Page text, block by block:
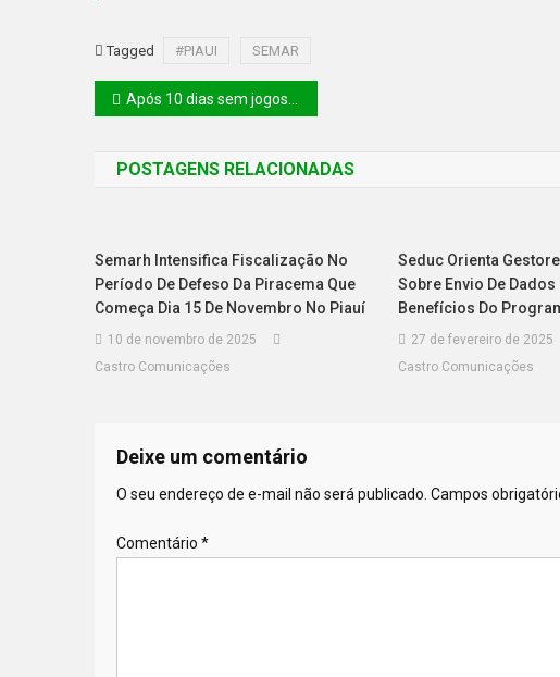
Tagged #PIAUI SEMAR
Após 10 dias sem jogos, River inicia caminhada no returno diante 4 de Julho nesta quarta
POSTAGENS RELACIONADAS
Semarh Intensifica Fiscalização No
Período De Defeso Da Piracema Que
Começa Dia 15 De Novembro No Piauí
10 de novembro de 2025
Castro Comunicações
Seduc Orienta
Sobre Envio De
Benefícios Do
27 de fevereiro de 2025
Castro Comunicações
Deixe um comentário
O seu endereço de e-mail não será publicado. Campos
Comentário *